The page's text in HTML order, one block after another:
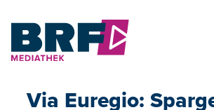
Via Euregio: